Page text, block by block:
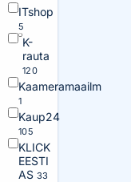
ITshop
5
K-
rauta
120
Kaameramaailm
1
Kaup24
105
KLICK
EESTI
AS 33